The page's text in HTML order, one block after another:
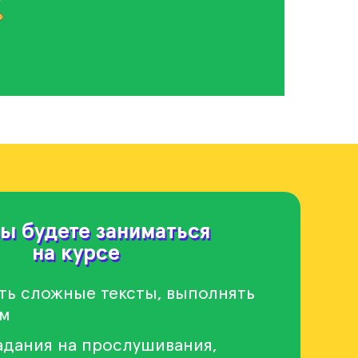
будете заниматься
на курсе
будете заниматься
на курсе
сложные тексты, выполнять
на прослушивания,